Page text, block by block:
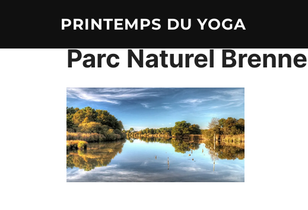
PRINTEMPS DU YOGA
Parc Naturel Brenne